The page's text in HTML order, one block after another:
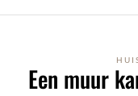
Een muur